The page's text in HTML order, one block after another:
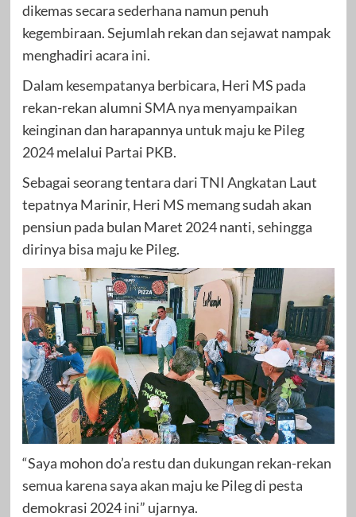
dikemas secara sederhana namun penuh
kegembiraan. Sejumlah rekan dan sejawat nampak
menghadiri acara ini.
Dalam kesempatanya berbicara, Heri MS pada
rekan-rekan alumni SMA nya menyampaikan
keinginan dan harapannya untuk maju ke Pileg
2024 melalui Partai PKB.
Sebagai seorang tentara dari TNI Angkatan Laut
tepatnya Marinir, Heri MS memang sudah akan
pensiun pada bulan Maret 2024 nanti, sehingga
dirinya bisa maju ke Pileg.
“Saya mohon do’a restu dan dukungan rekan-rekan
semua karena saya akan maju ke Pileg di pesta
demokrasi 2024 ini” ujarnya.